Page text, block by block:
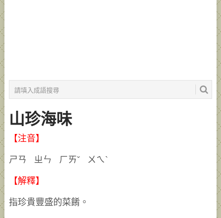
山珍海味
【注音】
ㄕㄢ ㄓㄣ ㄏㄞˇ ㄨㄟˋ
【解釋】
指珍貴豐盛的菜餚。